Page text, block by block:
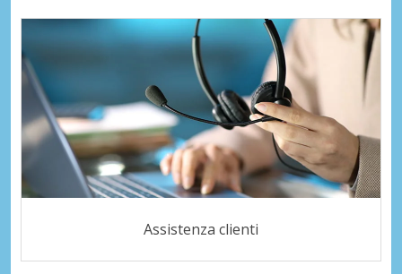
Assistenza clienti